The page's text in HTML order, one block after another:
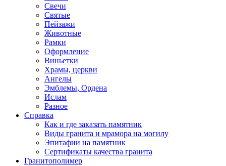
Свечи
Святые
Пейзажи
Животные
Рамки
Оформление
Виньетки
Храмы, церкви
Ангелы
Эмблемы, Ордена
Ислам
Разное
Справка
Как и где заказать памятник
Виды гранита и мрамора на могилу
Эпитафии на памятник
Сертификаты качества гранита
Гранитополимер